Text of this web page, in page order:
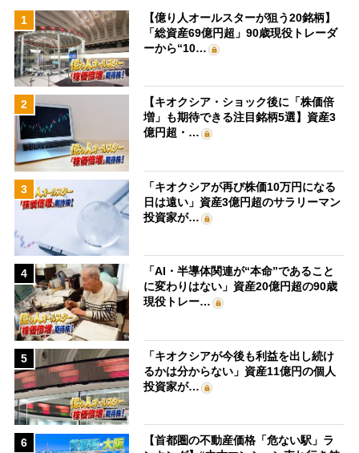
1
【億り人オールスターが狙う20銘柄】
「総資産69億円超」90歳現役トレーダ
ーから“10…
2
【キオクシア・ショック後に「株価倍
増」も期待できる注目銘柄5選】資産3
億円超・…
3
「キオクシアが再び株価10万円になる
日は遠い」資産3億円超のサラリーマン
投資家が…
4
「AI・半導体関連が“本命”であること
に変わりはない」資産20億円超の90歳
現役トレー…
5
「キオクシアが今後も利益を出し続け
るかは分からない」資産11億円の個人
投資家が…
6
【首都圏の不動産価格「危ない駅」ラ